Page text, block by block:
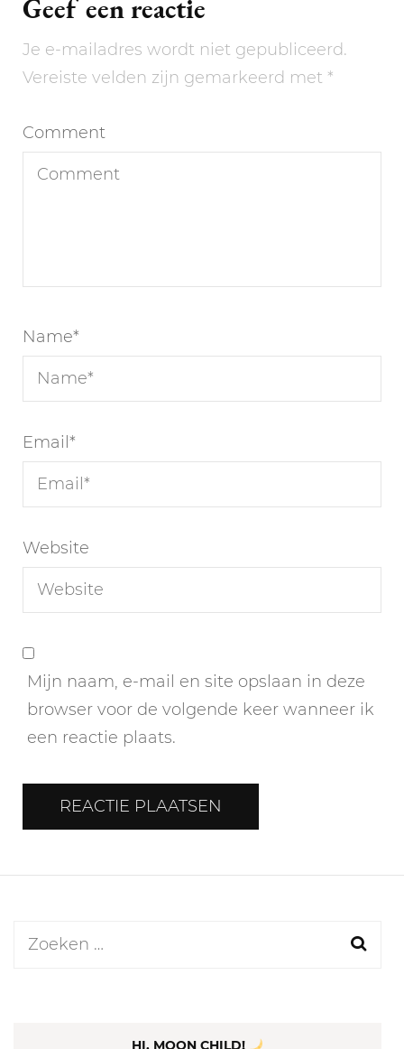
Geef een reactie
Je e-mailadres wordt niet gepubliceerd.
Vereiste velden zijn gemarkeerd met *
Comment
Name*
Email *
Website
Mijn naam, e-mail en site opslaan in deze
browser voor de volgende keer wanneer ik
een reactie plaats.
Zoeken
HI, MOON CHILD!